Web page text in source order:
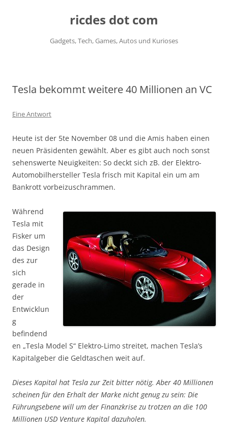
ricdes dot com
Gadgets, Tech, Games, Autos und Kurioses
Tesla bekommt weitere 40 Millionen an VC
Eine Antwort
Heute ist der 5te November 08 und die Amis haben einen
neuen Präsidenten gewählt. Aber es gibt auch noch sonst
sehenswerte Neuigkeiten: So deckt sich zB. der Elektro-
Automobilhersteller Tesla frisch mit Kapital ein um am
Bankrott vorbeizuschrammen.
Während
Tesla mit
Fisker um
das Design
des zur
sich
gerade in
der
Entwicklun
g
befindend
en „Tesla Model S“ Elektro-Limo streitet, machen Tesla’s
Kapitalgeber die Geldtaschen weit auf.
Dieses Kapital hat Tesla zur Zeit bitter nötig. Aber 40 Millionen
scheinen für den Erhalt der Marke nicht genug zu sein: Die
Führungsebene will um der Finanzkrise zu trotzen an die 100
Millionen USD Venture Kapital dazuholen.